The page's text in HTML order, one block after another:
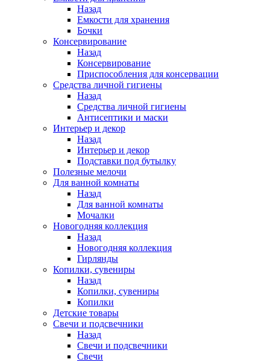
Назад
Емкости для хранения
Бочки
Консервирование
Назад
Консервирование
Приспособления для консервации
Средства личной гигиены
Назад
Средства личной гигиены
Антисептики и маски
Интерьер и декор
Назад
Интерьер и декор
Подставки под бутылку
Полезные мелочи
Для ванной комнаты
Назад
Для ванной комнаты
Мочалки
Новогодняя коллекция
Назад
Новогодняя коллекция
Гирлянды
Копилки, сувениры
Назад
Копилки, сувениры
Копилки
Детские товары
Свечи и подсвечники
Назад
Свечи и подсвечники
Свечи